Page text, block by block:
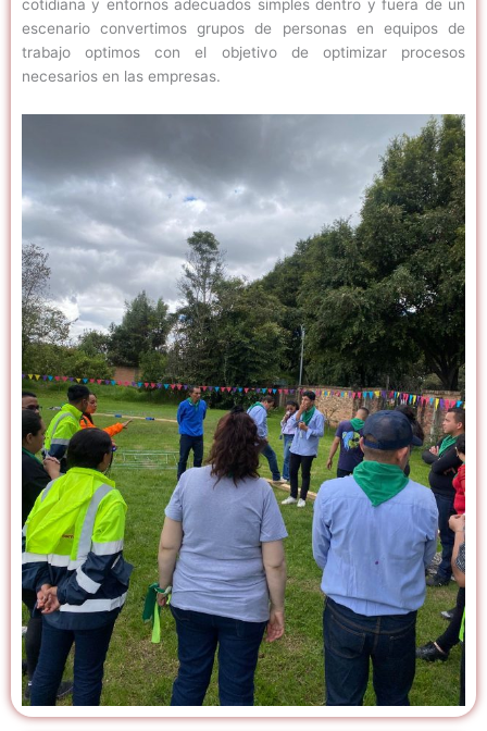
cotidiana y entornos adecuados simples dentro y fuera de un
escenario convertimos grupos de personas en equipos de
trabajo optimos con el objetivo de optimizar procesos
necesarios en las empresas.